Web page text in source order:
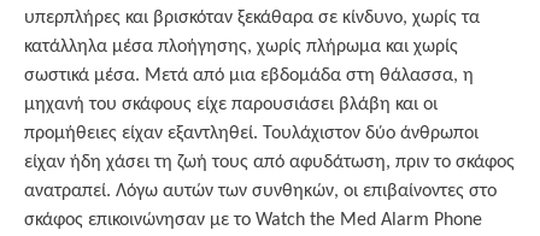
υπερπλήρες και βρισκόταν ξεκάθαρα σε κίνδυνο, χωρίς τα
κατάλληλα μέσα πλοήγησης, χωρίς πλήρωμα και χωρίς
σωστικά μέσα. Μετά από μια εβδομάδα στη θάλασσα, η
μηχανή του σκάφους είχε παρουσιάσει βλάβη και οι
προμήθειες είχαν εξαντληθεί. Τουλάχιστον δύο άνθρωποι
είχαν ήδη χάσει τη ζωή τους από αφυδάτωση, πριν το σκάφος
ανατραπεί. Λόγω αυτών των συνθηκών, οι επιβαίνοντες στο
σκάφος επικοινώνησαν με το Watch the Med Alarm Phone